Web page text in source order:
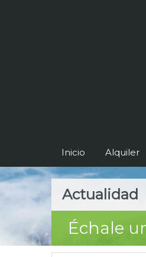
Inicio Alquiler
Actualidad
Échale